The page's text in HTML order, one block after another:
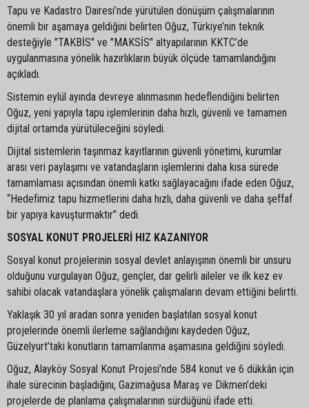
Tapu ve Kadastro Dairesi’nde yürütülen dönüşüm çalışmalarının
önemli bir aşamaya geldiğini belirten Oğuz, Türkiye’nin teknik
desteğiyle "TAKBİS" ve "MAKSİS" altyapılarının KKTC’de
uygulanmasına yönelik hazırlıkların büyük ölçüde tamamlandığını
açıkladı.
Sistemin eylül ayında devreye alınmasının hedeflendiğini belirten
Oğuz, yeni yapıyla tapu işlemlerinin daha hızlı, güvenli ve tamamen
dijital ortamda yürütüleceğini söyledi.
Dijital sistemlerin taşınmaz kayıtlarının güvenli yönetimi, kurumlar
arası veri paylaşımı ve vatandaşların işlemlerini daha kısa sürede
tamamlaması açısından önemli katkı sağlayacağını ifade eden Oğuz,
“Hedefimiz tapu hizmetlerini daha hızlı, daha güvenli ve daha şeffaf
bir yapıya kavuşturmaktır” dedi.
SOSYAL KONUT PROJELERİ HIZ KAZANIYOR
Sosyal konut projelerinin sosyal devlet anlayışının önemli bir unsuru
olduğunu vurgulayan Oğuz, gençler, dar gelirli aileler ve ilk kez ev
sahibi olacak vatandaşlara yönelik çalışmaların devam ettiğini belirtti.
Yaklaşık 30 yıl aradan sonra yeniden başlatılan sosyal konut
projelerinde önemli ilerleme sağlandığını kaydeden Oğuz,
Güzelyurt’taki konutların tamamlanma aşamasına geldiğini söyledi.
Oğuz, Alayköy Sosyal Konut Projesi’nde 584 konut ve 6 dükkân için
ihale sürecinin başladığını, Gazimağusa Maraş ve Dikmen’deki
projelerde de planlama çalışmalarının sürdüğünü ifade etti.